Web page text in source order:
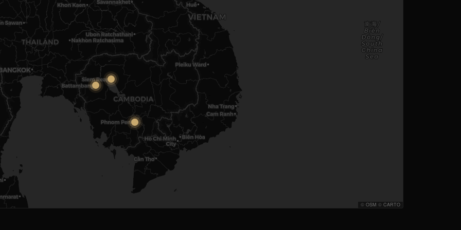
© OSM © CARTO